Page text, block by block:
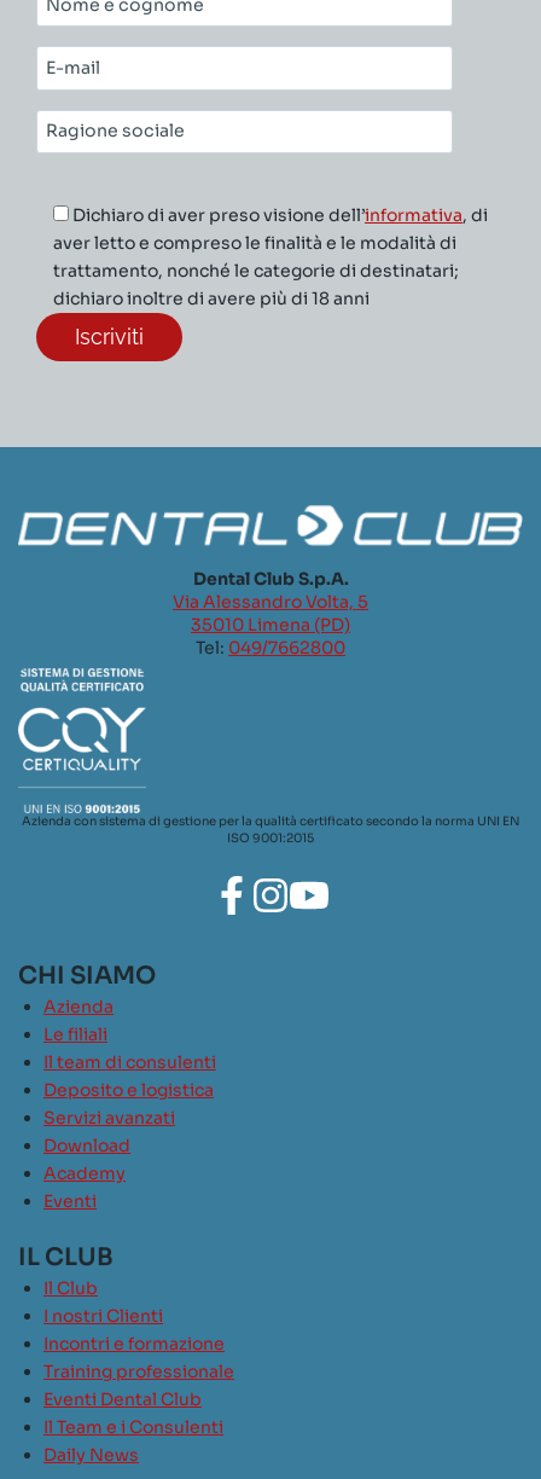
e
cognome*
E-
mail*
Ragione
sociale*
Dichiaro di aver preso visione dell’informativa, di
aver letto e compreso le finalità e le modalità di
trattamento, nonché le categorie di destinatari;
dichiaro inoltre di avere più di 18 anni
Dental Club S.p.A.
Via Alessandro Volta, 5
35010 Limena (PD)
Tel: 049/7662800
Azienda con sistema di gestione per la qualità certificato secondo la norma UNI EN
ISO 9001:2015
CHI SIAMO
Azienda
Le filiali
Il team di consulenti
Deposito e logistica
Servizi avanzati
Download
Academy
Eventi
IL CLUB
Il Club
I nostri Clienti
Incontri e formazione
Training professionale
Eventi Dental Club
Il Team e i Consulenti
Daily News